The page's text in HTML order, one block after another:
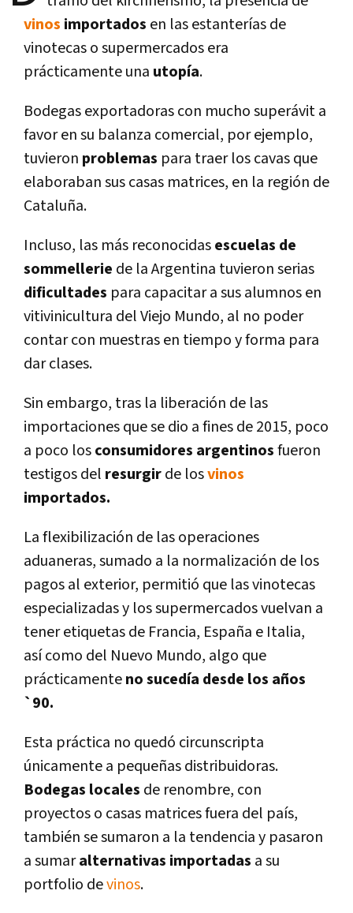
vinos importados en las estanterí­as de
vinotecas o supermercados era
prácticamente una utopí­a.
Bodegas exportadoras con mucho superávit a
favor en su balanza comercial, por ejemplo,
tuvieron problemas para traer los cavas que
elaboraban sus casas matrices, en la región de
Cataluña.
Incluso, las más reconocidasescuelas de
sommellerie de la Argentina tuvieron serias
dificultades para capacitar a sus alumnos en
vitivinicultura del Viejo Mundo, al no poder
contar con muestras en tiempo y forma para
dar clases.
Sin embargo, tras la liberación de las
importaciones que se dio a fines de 2015, poco
a poco losconsumidores argentinosfueron
testigos del resurgirde losvinos
importados.
La flexibilización de las operaciones
aduaneras, sumado a la normalización de los
pagos al exterior, permitió que las vinotecas
especializadas y los supermercados vuelvan a
tener etiquetas de Francia, España e Italia,
así­ como del Nuevo Mundo, algo que
prácticamenteno sucedí­a desde los años
`90.
Esta práctica no quedó circunscripta
únicamente a pequeñas distribuidoras.
Bodegas locales de renombre, con
proyectos o casas matrices fuera del paí­s,
también se sumaron a la tendencia y pasaron
a sumaralternativas importadas a su
portfolio devinos.